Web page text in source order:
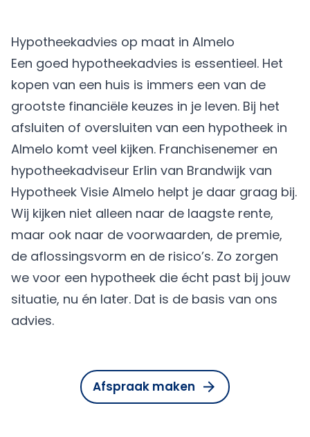
Hypotheekadvies op maat in Almelo
Een goed hypotheekadvies is essentieel. Het
kopen van een huis is immers een van de
grootste financiële keuzes in je leven. Bij het
afsluiten of oversluiten van een hypotheek in
Almelo komt veel kijken. Franchisenemer en
hypotheekadviseur Erlin van Brandwijk van
Hypotheek Visie Almelo helpt je daar graag bij.
Wij kijken niet alleen naar de laagste rente,
maar ook naar de voorwaarden, de premie,
de aflossingsvorm en de risico’s. Zo zorgen
we voor een hypotheek die écht past bij jouw
situatie, nu én later. Dat is de basis van ons
advies.
Afspraak maken